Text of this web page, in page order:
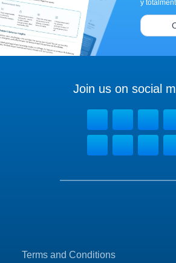
y
Terms and Conditions
Join us on social